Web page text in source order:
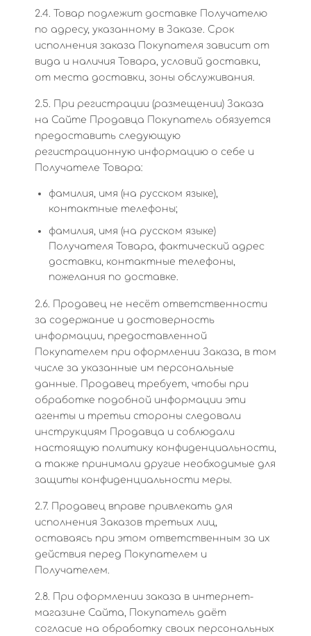
2.4. Товар подлежит доставке Получателю
по адресу, указанному в Заказе. Срок
исполнения заказа Покупателя зависит от
вида и наличия Товара, условий доставки,
от места доставки, зоны обслуживания.
2.5. При регистрации (размещении) Заказа
на Сайте Продавца Покупатель обязуется
предоставить следующую
регистрационную информацию о себе и
Получателе Товара:
фамилия, имя (на русском языке),
контактные телефоны;
фамилия, имя (на русском языке)
Получателя Товара, фактический адрес
доставки, контактные телефоны,
пожелания по доставке.
2.6. Продавец не несёт ответственности
за содержание и достоверность
информации, предоставленной
Покупателем при оформлении Заказа, в том
числе за указанные им персональные
данные. Продавец требует, чтобы при
обработке подобной информации эти
агенты и третьи стороны следовали
инструкциям Продавца и соблюдали
настоящую политику конфиденциальности,
а также принимали другие необходимые для
защиты конфиденциальности меры.
2.7. Продавец вправе привлекать для
исполнения Заказов третьих лиц,
оставаясь при этом ответственным за их
действия перед Покупателем и
Получателем.
2.8. При оформлении заказа в интернет-
магазине Сайта, Покупатель даёт
согласие на обработку своих персональных